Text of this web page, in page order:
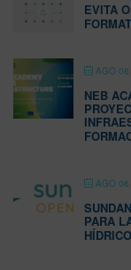
EVITA
AGO
NEB
AGO
PARA